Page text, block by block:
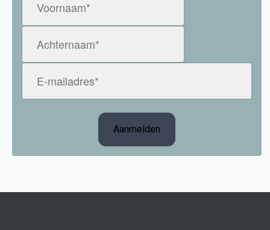
(Vereist)
(Vereist)
mailadres
(Vereist)